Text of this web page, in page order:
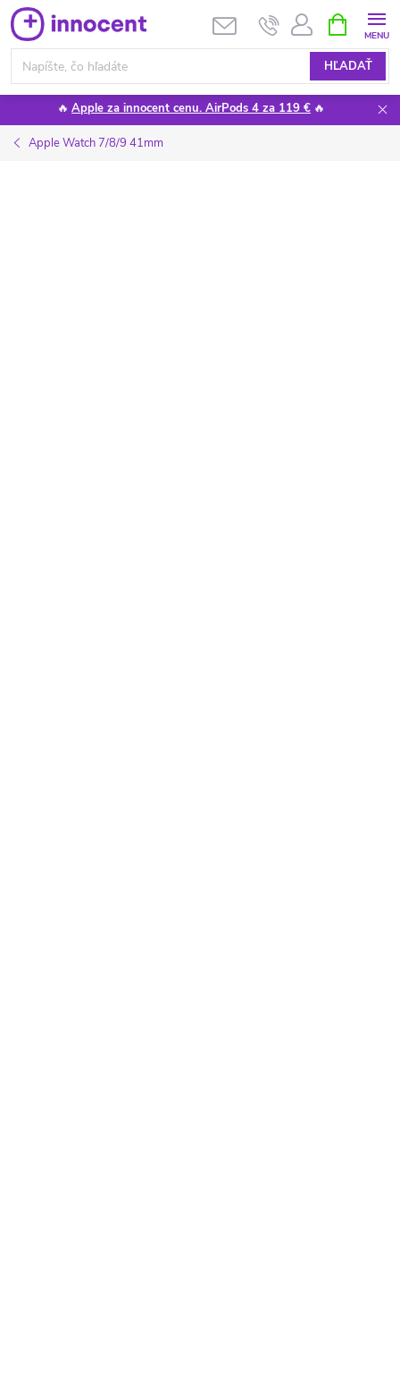
Prejsť
na
obsah
HĽADAŤ
KOŠÍK
🔥 Apple za innocent cenu. AirPods 4 za 119 € 🔥
Apple Watch 7/8/9 41mm